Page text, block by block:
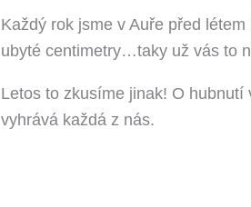
Každý rok jsme v Auře před létem
ubyté centimetry…taky už vás to
Letos to zkusíme jinak! O hubnutí
vyhrává každá z nás.